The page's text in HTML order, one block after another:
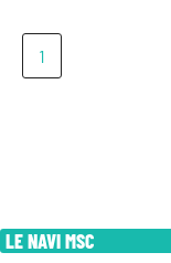
1
LE NAVI MSC